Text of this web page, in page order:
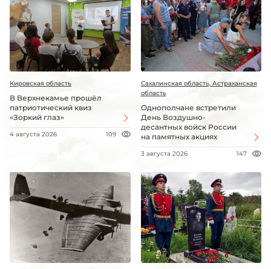
Кировская область
В Верхнекамье прошёл
патриотический квиз
«Зоркий глаз»
4 августа 2026 109
Сахалинская область, Астраханская
область
Однополчане встретили
День Воздушно-
десантных войск России
на памятных акциях
3 августа 2026 147